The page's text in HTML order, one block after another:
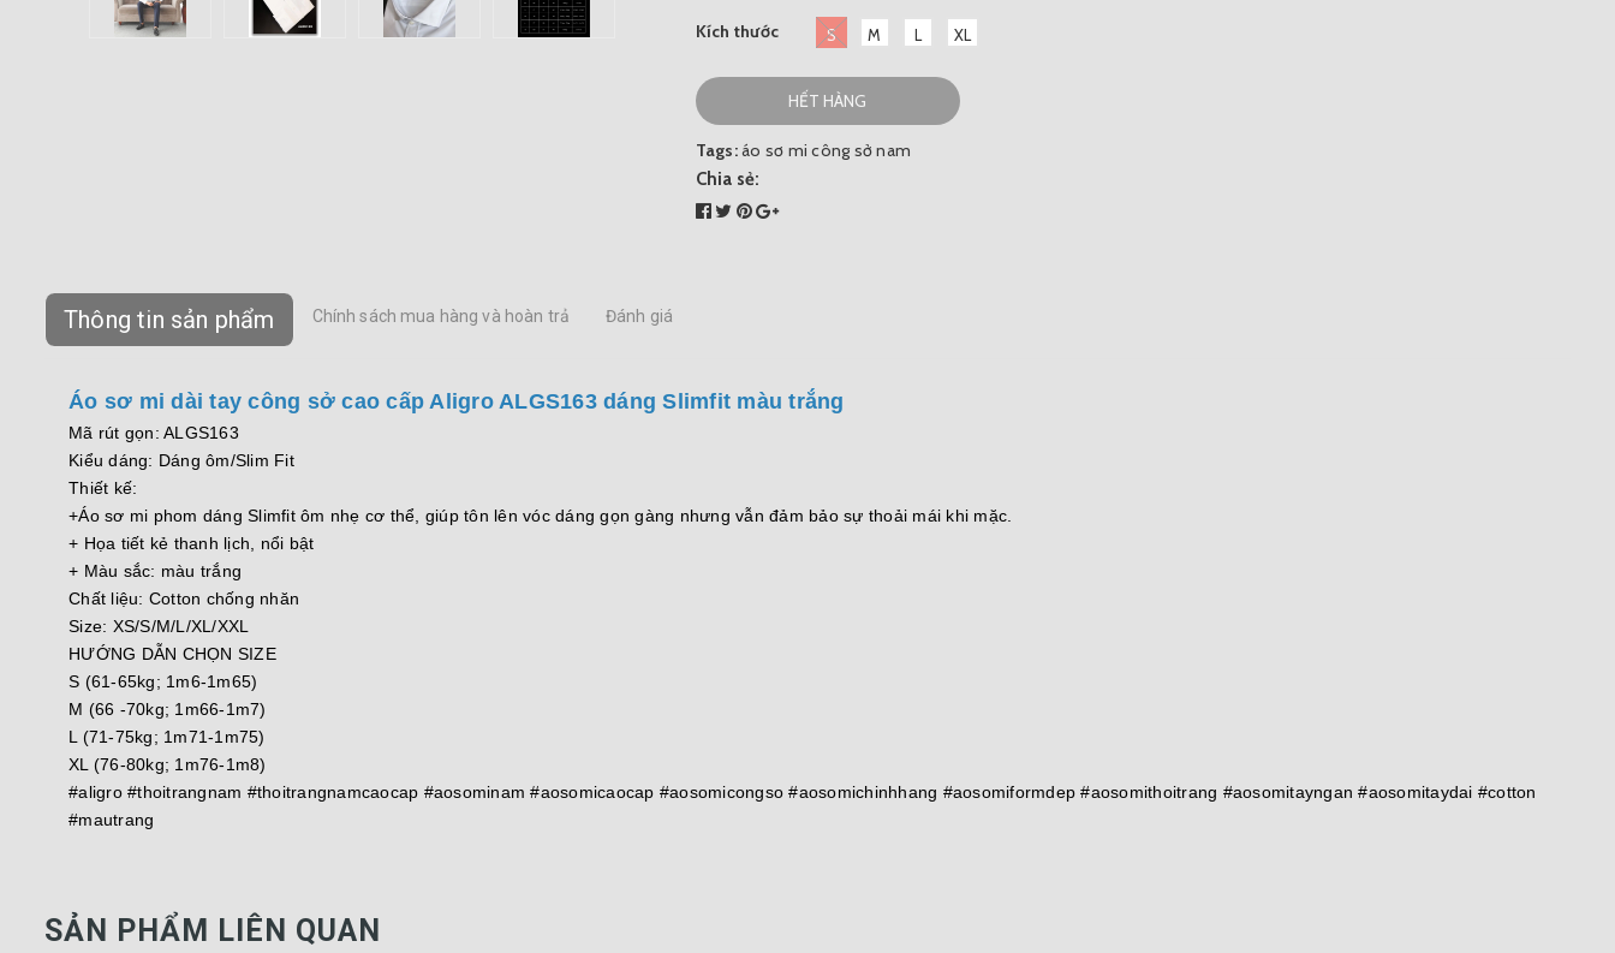
Kích thước S M L XL
HẾT HÀNG
Tags:áo sơ mi công sở nam
Chia sẻ:
Thông tin sản phẩm Chính sách mua hàng và hoàn trả Đánh giá
Áo sơ mi dài tay công sở cao cấp Aligro ALGS163 dáng Slimfit màu trắng
Mã rút gọn: ALGS163
Kiểu dáng: Dáng ôm/Slim Fit
Thiết kế:
+Áo sơ mi phom dáng Slimfit ôm nhẹ cơ thể, giúp tôn lên vóc dáng gọn gàng nhưng vẫn đảm bảo sự thoải mái khi mặc.
+ Họa tiết kẻ thanh lịch, nổi bật
+ Màu sắc: màu trắng
Chất liệu: Cotton chống nhăn
Size: XS/S/M/L/XL/XXL
HƯỚNG DẪN CHỌN SIZE
S (61-65kg; 1m6-1m65)
M (66 -70kg; 1m66-1m7)
L (71-75kg; 1m71-1m75)
XL (76-80kg; 1m76-1m8)
#aligro #thoitrangnam #thoitrangnamcaocap #aosominam #aosomicaocap #aosomicongso #aosomichinhhang #aosomiformdep #aosomithoitrang #aosomitayngan #aosomitaydai #cotton
#mautrang
SẢN PHẨM LIÊN QUAN